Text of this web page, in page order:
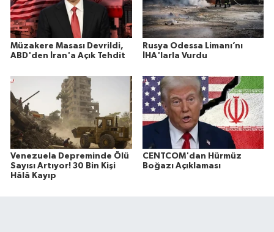
Müzakere Masası Devrildi,
ABD'den İran'a Açık Tehdit
Rusya Odessa Limanı’nı
İHA'larla Vurdu
Venezuela Depreminde Ölü
Sayısı Artıyor! 30 Bin Kişi
Hâlâ Kayıp
CENTCOM'dan Hürmüz
Boğazı Açıklaması